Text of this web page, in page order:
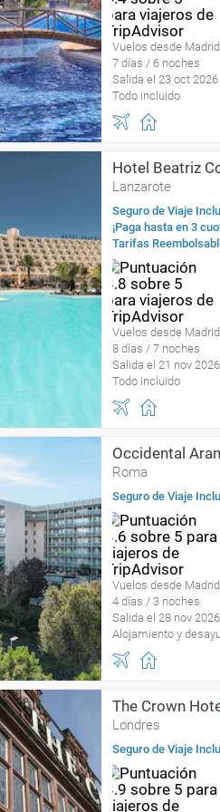
Vuelos desde Madrid
7 días / 6 noches
Salida el 23 oct 2026
Todo incluido
Hotel Beatriz
Lanzarote
Seguro de Viaje
¡Paga hasta en 3
Tarifas
Vuelos desde Madrid
8 días / 7 noches
Salida el 21 nov 2026
Todo incluido
Occidental
Roma
Seguro de Viaje
Vuelos desde Madrid
4 días / 3 noches
Salida el 28 nov 2026
Alojamiento y
The Crown
Londres
Seguro de Viaje